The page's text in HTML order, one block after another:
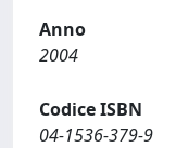
Anno
2004
Codice ISBN
04-1536-379-9